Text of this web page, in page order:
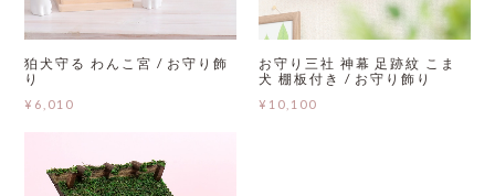
狛犬守る わんこ宮 / お守り飾
り
¥6,010
お守り三社 神幕 足跡紋 こま
犬 棚板付き / お守り飾り
¥10,100